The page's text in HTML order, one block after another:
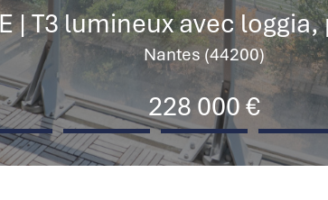
| T3 lumineux avec
Nantes (44200)
228 000 €